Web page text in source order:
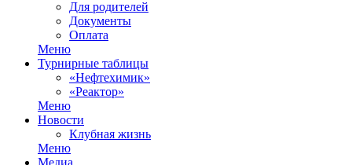
Для родителей
Документы
Оплата
Меню
Турнирные таблицы
«Нефтехимик»
«Реактор»
Меню
Новости
Клубная жизнь
Меню
Медиа